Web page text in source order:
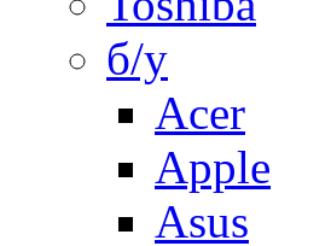
б/у
Acer
Apple
Asus